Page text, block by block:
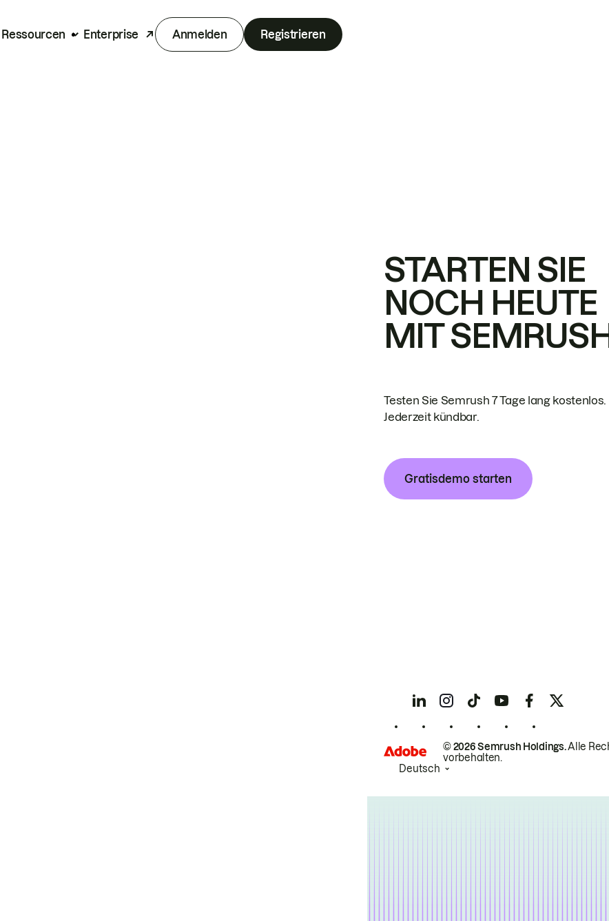
Ressourcen Enterprise Anmelden Registrieren
STARTEN SIE
NOCH HEUTE
MIT
Testen Sie Semrush 7 Tage lang kostenlos.
Jederzeit kündbar.
Gratisdemo starten
© 2026 Semrush Holdings.Alle
vorbehalten.
Deutsch